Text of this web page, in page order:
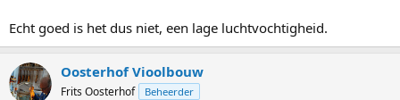
Echt goed is het dus niet, een lage luchtvochtigheid.
Oosterhof Vioolbouw
Frits Oosterhof Beheerder